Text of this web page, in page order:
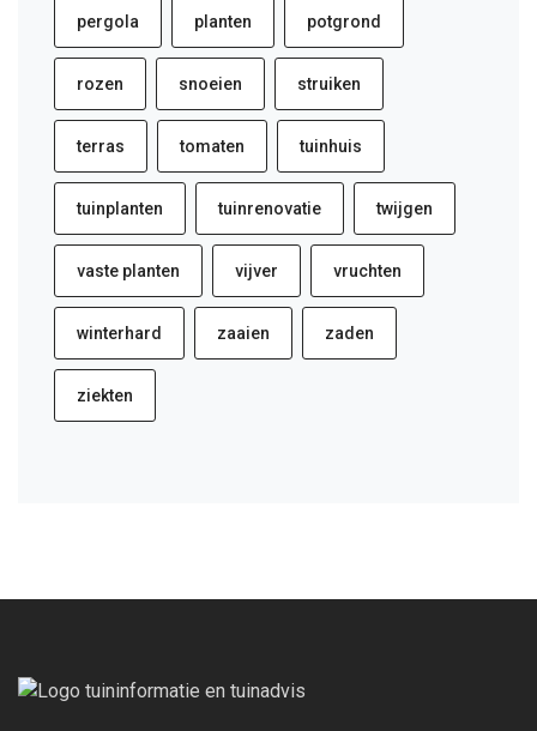
pergola planten potgrond
rozen snoeien struiken
terras tomaten tuinhuis
tuinplanten tuinrenovatie twijgen
vaste planten vijver vruchten
winterhard zaaien zaden
ziekten